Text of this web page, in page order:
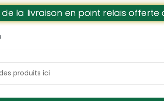
la livraison en point relais